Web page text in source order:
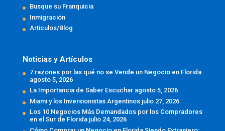
Busque su Franquicia
Inmigración
Articulos/Blog
Noticias y Artículos
7 razones por las qué no se Vende un Negocio en Florida
agosto 5, 2026
La Importancia de Saber Escuchar agosto 5, 2026
Miami y los Inversionistas Argentinos julio 27, 2026
Los 10 Negocios Más Demandados por los Compradores
en el Sur de Florida julio 24, 2026